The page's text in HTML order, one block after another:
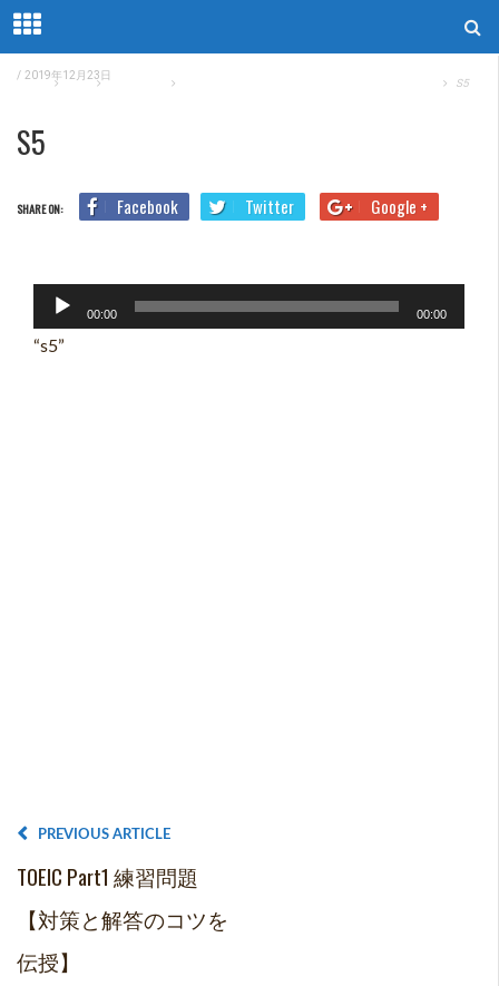
Home Blog S5
/ 2019年12月23日
S5
SHARE ON: Facebook Twitter Google +
声
00:00 00:00
“s5”
PREVIOUS ARTICLE
TOEIC Part1 練習問題
【対策と解答のコツを
伝授】